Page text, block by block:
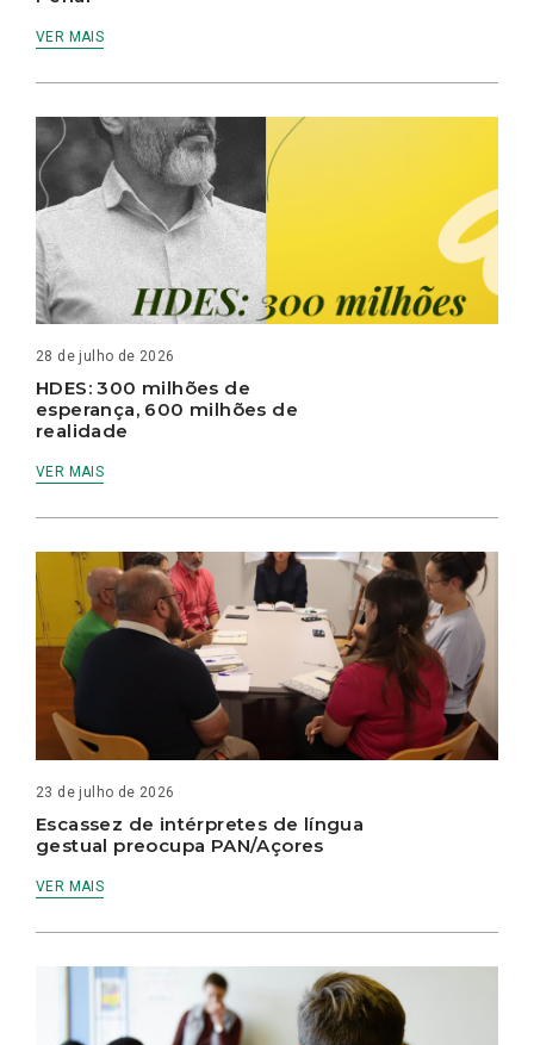
VER MAIS
28 de julho de 2026
HDES: 300 milhões de
esperança, 600 milhões de
realidade
VER MAIS
23 de julho de 2026
Escassez de intérpretes de língua
gestual preocupa PAN/Açores
VER MAIS